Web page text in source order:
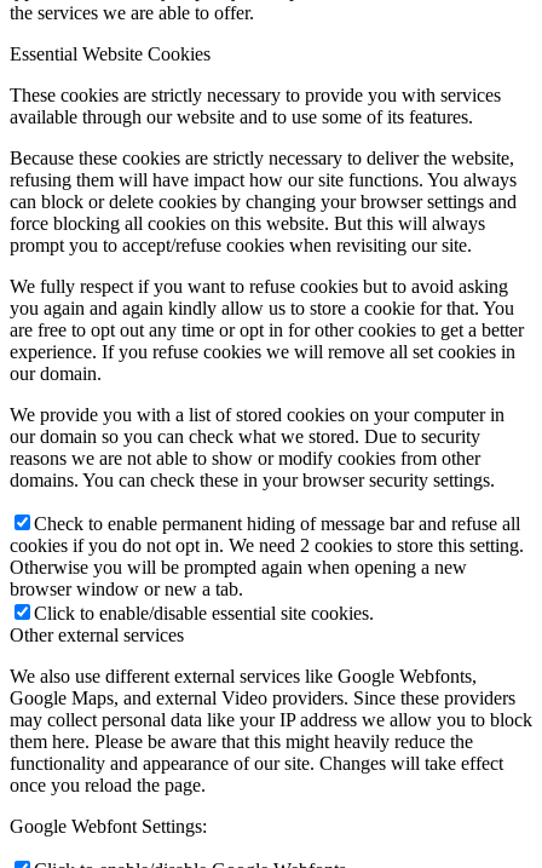
the services we are able to offer.
Essential Website Cookies
These cookies are strictly necessary to provide you with services
available through our website and to use some of its features.
Because these cookies are strictly necessary to deliver the website,
refusing them will have impact how our site functions. You always
can block or delete cookies by changing your browser settings and
force blocking all cookies on this website. But this will always
prompt you to accept/refuse cookies when revisiting our site.
We fully respect if you want to refuse cookies but to avoid asking
you again and again kindly allow us to store a cookie for that. You
are free to opt out any time or opt in for other cookies to get a better
experience. If you refuse cookies we will remove all set cookies in
our domain.
We provide you with a list of stored cookies on your computer in
our domain so you can check what we stored. Due to security
reasons we are not able to show or modify cookies from other
domains. You can check these in your browser security settings.
Check to enable permanent hiding of message bar and refuse all
cookies if you do not opt in. We need 2 cookies to store this setting.
Otherwise you will be prompted again when opening a new
browser window or new a tab.
Click to enable/disable essential site cookies.
Other external services
We also use different external services like Google Webfonts,
Google Maps, and external Video providers. Since these providers
may collect personal data like your IP address we allow you to block
them here. Please be aware that this might heavily reduce the
functionality and appearance of our site. Changes will take effect
once you reload the page.
Google Webfont Settings: